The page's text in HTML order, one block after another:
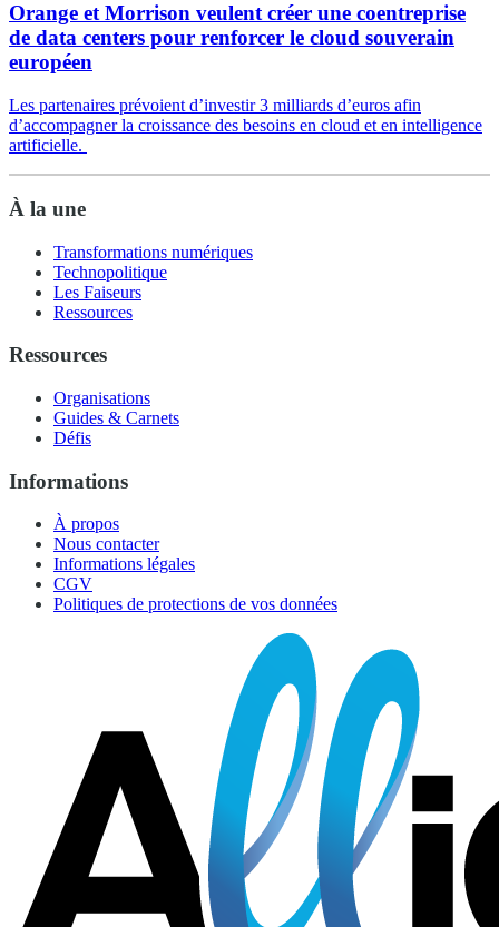
Orange et Morrison veulent créer une coentreprise
de data centers pour renforcer le cloud souverain
européen
Les partenaires prévoient d’investir 3 milliards d’euros afin
d’accompagner la croissance des besoins en cloud et en intelligence
artificielle.
À la une
Transformations numériques
Technopolitique
Les Faiseurs
Ressources
Ressources
Organisations
Guides & Carnets
Défis
Informations
À propos
Nous contacter
Informations légales
CGV
Politiques de protections de vos données